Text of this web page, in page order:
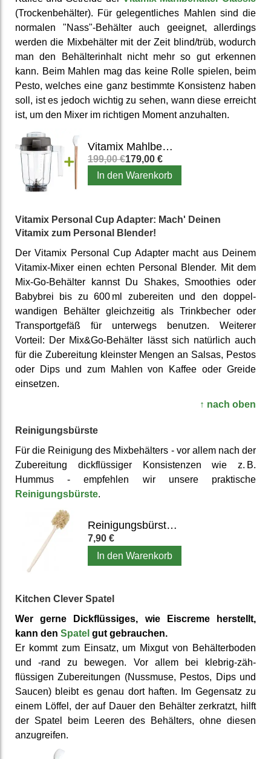
(Trocken­behälter). Für gelegent­liches Mahlen sind die
normalen "Nass"-Behälter auch geeignet, aller­dings
werden die Mix­behälter mit der Zeit blind/trüb, wodurch
man den Behälter­inhalt nicht mehr so gut erkennen
kann. Beim Mahlen mag das keine Rolle spielen, beim
Pesto, welches eine ganz bestimmte Konsis­tenz haben
soll, ist es jedoch wichtig zu sehen, wann diese erreicht
ist, um den Mixer im richtigen Moment an­zuhalten.
Vitamix Mahlbehälter Classic
199,00 €179,00 €
In den Warenkorb
Vitamix Personal Cup Adapter: Mach' Deinen
Vitamix zum Personal Blender!
Der Vitamix Personal Cup Adapter macht aus Deinem
Vitamix-Mixer einen echten Personal Blender. Mit dem
Mix-Go-Behälter kannst Du Shakes, Smoothies oder
Babybrei bis zu 600 ml zu­bereiten und den doppel­
wandigen Behälter gleich­zeitig als Trink­becher oder
Trans­port­gefäß für unter­wegs benutzen. Weiterer
Vorteil: Der Mix&Go-Behälter lässt sich natürlich auch
für die Zu­bere­itung kleinster Mengen an Salsas, Pestos
oder Dips und zum Mahlen von Kaffee oder Greide
einsetzen.
↑ nach oben
Reinigungsbürste
Für die Reinigung des Mix­behälters - vor allem nach der
Zu­bereitung dick­flüssiger Kon­sistenzen wie z. B.
Hummus - empfehlen wir unsere prak­tische
Reinigungs­bürste.
Reinigungsbürste für Mixbehälter, Entsafter & Flaschen
7,90 €
In den Warenkorb
Kitchen Clever Spatel
Wer gerne Dick­flüssiges, wie Eiscreme herstellt,
kann den Spatel gut gebrauchen.
Er kommt zum Einsatz, um Mixgut von Behälter­boden
und -rand zu bewegen. Vor allem bei klebrig-zäh­
flüssigen Zu­berei­tungen (Nussmuse, Pestos, Dips und
Saucen) bleibt es genau dort haften. Im Gegensatz zu
einem Löffel, der auf Dauer den Behälter zer­kratzt, hilft
der Spatel beim Leeren des Behälters, ohne diesen
anzu­greifen.